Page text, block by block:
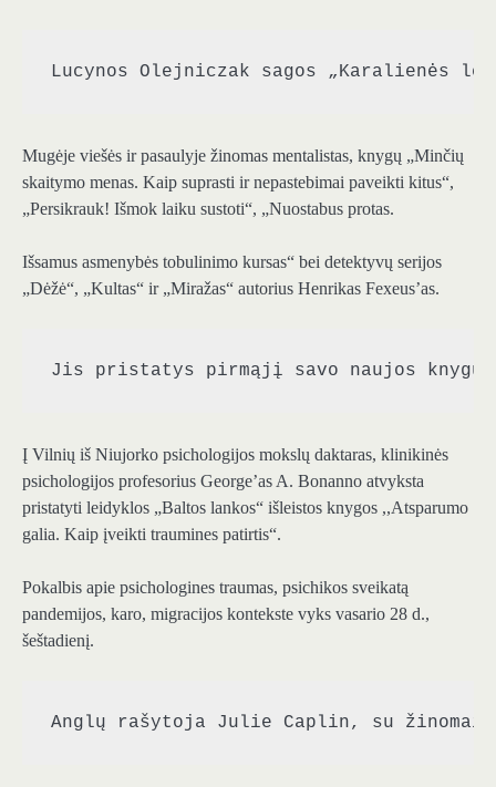
Lucynos Olejniczak sagos „Karalienės
Mugėje viešės ir pasaulyje žinomas mentalistas, knygų „Minčių
skaitymo menas. Kaip suprasti ir nepastebimai paveikti kitus“,
„Persikrauk! Išmok laiku sustoti“, „Nuostabus protas.
Išsamus asmenybės tobulinimo kursas“ bei detektyvų serijos
„Dėžė“, „Kultas“ ir „Miražas“ autorius Henrikas Fexeus’as.
Jis pristatys pirmąjį savo naujos knygų
Į Vilnių iš Niujorko psichologijos mokslų daktaras, klinikinės
psichologijos profesorius George’as A. Bonanno atvyksta
pristatyti leidyklos „Baltos lankos“ išleistos knygos ,,Atsparumo
galia. Kaip įveikti traumines patirtis“.
Pokalbis apie psichologines traumas, psichikos sveikatą
pandemijos, karo, migracijos kontekste vyks vasario 28 d.,
šeštadienį.
Anglų rašytoja Julie Caplin, su